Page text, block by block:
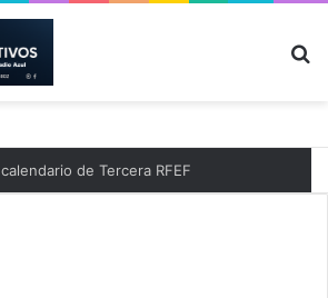
de Tercera RFEF